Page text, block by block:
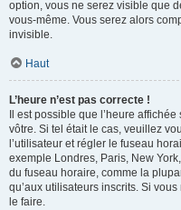
option, vous ne serez visible que
vous-même. Vous serez alors
invisible.
Haut
L’heure n’est pas correcte !
Il est possible que l’heure
vôtre. Si tel était le cas, veuillez
l’utilisateur et régler le fuseau
exemple Londres, Paris, New
du fuseau horaire, comme la
qu’aux utilisateurs inscrits. Si vous
le faire.